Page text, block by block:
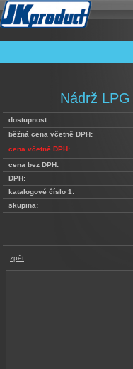
Mixy +
Nádrž
dostupnost:
běžná cena včetně DPH:
cena včetně DPH:
cena bez DPH:
DPH:
katalogové číslo 1:
skupina:
zpět